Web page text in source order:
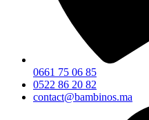
0661 75 06 85
0522 86 20 82
contact@bambinos.ma